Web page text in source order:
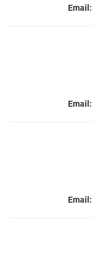
Email:
Email:
Email: